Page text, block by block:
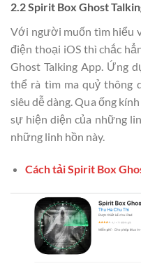
2.2 Spirit Box Ghost
Với người muốn tìm hiểu
điện thoại iOS thì chắc
Ghost Talking App. Ứng
thể rà tìm ma quỷ thông
siêu dễ dàng. Qua ống
​​sự hiện diện của những
những linh hồn này.
Cách tải Spirit Box